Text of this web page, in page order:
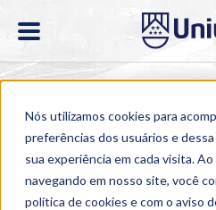
Nós utilizamos cookies para
preferências dos usuários e
sua experiência em cada visita.
navegando em nosso site, você
política de cookies e com o aviso
Home > Cursos > EAD > Pós-
Fotografia